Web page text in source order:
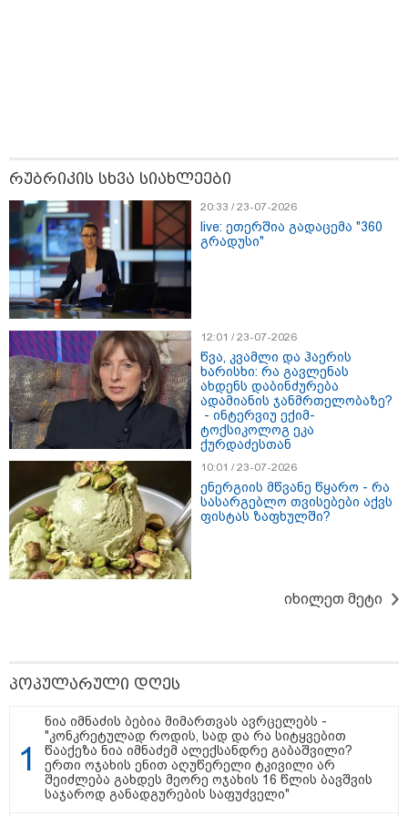
ახალგაზრდა - ოჯახი 26 წლის
ბიჭს 10 წელია ეძებს
24 წლის ფეხბურთელს თამაშის
დროს ელვამ დაარტყა -
ტრაგიკული მომენტის ამსახველი
კადრები ტაილანდიდან მედიაში
ვრცელდება
"ყოველთვის ჩემზე უკეთესს
მხდიდი - შენი ავადმყოფობითაც
კი აგრძელებ ამის გაკეთებას" -
თეონა კონტრიძე მეუღლეს
ემოციურ "პოსტს" უძღვნის
პოლიტიკა
რუბრიკის სხვა სიახლეები
20:33 / 23-07-2026
live: ეთერშია გადაცემა "360
გრადუსი"
12:01 / 23-07-2026
წვა, კვამლი და ჰაერის
ხარისხი: რა გავლენას
ახდენს დაბინძურება
ადამიანის ჯანმრთელობაზე?
- ინტერვიუ ექიმ-
ტოქსიკოლოგ ეკა
ქურდაძესთან
10:01 / 23-07-2026
ენერგიის მწვანე წყარო - რა
სასარგებლო თვისებები აქვს
ფისტას ზაფხულში?
იხილეთ მეტი
პოპულარული დღეს
ნია იმნაძის ბებია მიმართვას ავრცელებს -
"კონკრეტულად როდის, სად და რა სიტყვებით
წააქეზა ნია იმნაძემ ალექსანდრე გაბაშვილი?
ერთი ოჯახის ენით აღუწერელი ტკივილი არ
შეიძლება გახდეს მეორე ოჯახის 16 წლის ბავშვის
საჯაროდ განადგურების საფუძველი"